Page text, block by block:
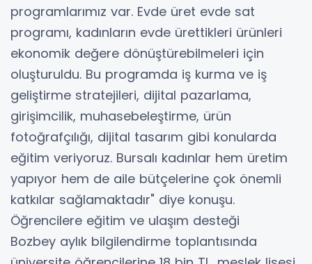
programlarımız var. Evde üret evde sat
programı, kadınların evde ürettikleri ürünleri
ekonomik değere dönüştürebilmeleri için
oluşturuldu. Bu programda iş kurma ve iş
geliştirme stratejileri, dijital pazarlama,
girişimcilik, muhasebeleştirme, ürün
fotoğrafçılığı, dijital tasarım gibi konularda
eğitim veriyoruz. Bursalı kadınlar hem üretim
yapıyor hem de aile bütçelerine çok önemli
katkılar sağlamaktadır" diye konuşu.
Öğrencilere eğitim ve ulaşım desteği
Bozbey aylık bilgilendirme toplantısında